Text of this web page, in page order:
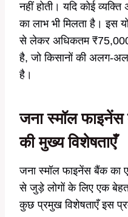
नहीं होती। यदि कोई
का लाभ भी मिलता है। इस
से लेकर अधिकतम
है, जो किसानों की अलग-
है।
जना स्मॉल
की मुख्य विशेषताएँ
जना स्मॉल फाइनेंस बैंक का
से जुड़े लोगों के लिए एक
कुछ प्रमुख विशेषताएँ इस